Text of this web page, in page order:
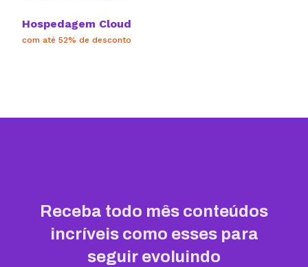
Hospedagem Cloud
com até 52% de desconto
Receba todo mês conteúdos
incríveis como esses para
seguir evoluindo